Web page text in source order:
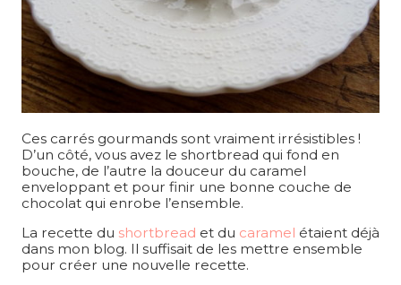
Ces carrés gourmands sont vraiment irrésistibles !
D’un côté, vous avez le shortbread qui fond en
bouche, de l’autre la douceur du caramel
enveloppant et pour finir une bonne couche de
chocolat qui enrobe l’ensemble.
La recette du shortbread et du caramel étaient déjà
dans mon blog. Il suffisait de les mettre ensemble
pour créer une nouvelle recette.